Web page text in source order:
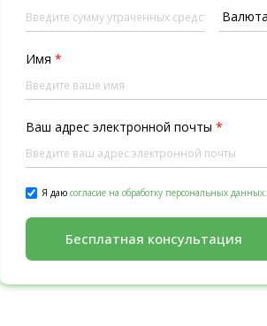
Имя *
Ваш адрес электронной почты *
Я даю согласие на обработку персональных данных.
Бесплатная консультация